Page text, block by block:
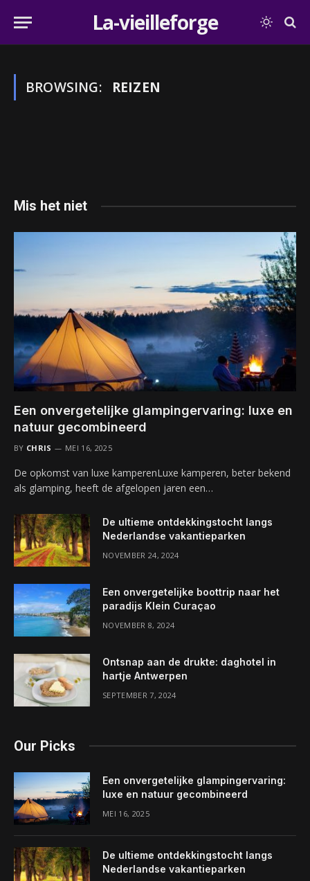
La-vieilleforge
BROWSING: REIZEN
Mis het niet
Een onvergetelijke glampingervaring: luxe en
natuur gecombineerd
BY CHRIS MEI 16, 2025
De opkomst van luxe kamperenLuxe kamperen, beter bekend
als glamping, heeft de afgelopen jaren een…
De ultieme ontdekkingstocht langs
Nederlandse vakantieparken
NOVEMBER 24, 2024
Een onvergetelijke boottrip naar het
paradijs Klein Curaçao
NOVEMBER 8, 2024
Ontsnap aan de drukte: daghotel in
hartje Antwerpen
SEPTEMBER 7, 2024
Our Picks
Een onvergetelijke glampingervaring:
luxe en natuur gecombineerd
MEI 16, 2025
De ultieme ontdekkingstocht langs
Nederlandse vakantieparken